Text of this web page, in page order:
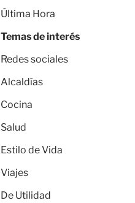
Última Hora
Temas de interés
Redes sociales
Alcaldías
Cocina
Salud
Estilo de Vida
Viajes
De Utilidad